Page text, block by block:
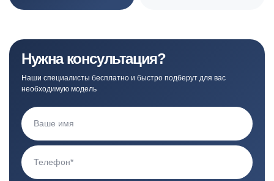
Нужна консультация?
Наши специалисты бесплатно и быстро подберут для вас
необходимую модель